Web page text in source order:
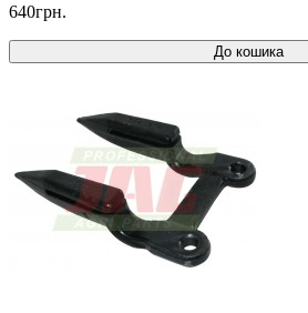
640грн.
До кошика